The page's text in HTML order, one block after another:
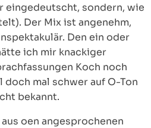
eingedeutscht, sondern, wie
Der Mix ist angenehm,
Den ein oder
ich mir knackiger
Koch noch
mal schwer auf O-Ton
bekannt.
oen angesprochenen